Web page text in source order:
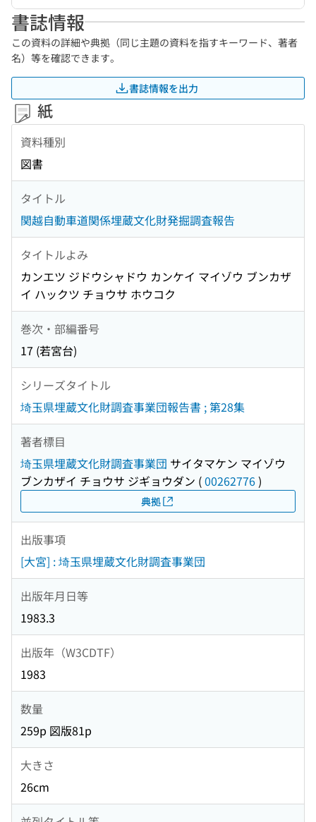
書誌情報
この資料の詳細や典拠（同じ主題の資料を指すキーワード、著者
名）等を確認できます。
書誌情報を出力
紙
資料種別
図書
タイトル
関越自動車道関係埋蔵文化財発掘調査報告
タイトルよみ
カンエツ ジドウシャドウ カンケイ マイゾウ ブンカザ
イ ハックツ チョウサ ホウコク
巻次・部編番号
17 (若宮台)
シリーズタイトル
埼玉県埋蔵文化財調査事業団報告書 ; 第28集
著者標目
埼玉県埋蔵文化財調査事業団 サイタマケン マイゾウ
ブンカザイ チョウサ ジギョウダン (00262776)
典拠
出版事項
[大宮] : 埼玉県埋蔵文化財調査事業団
出版年月日等
1983.3
出版年（W3CDTF）
1983
数量
259p 図版81p
大きさ
26cm